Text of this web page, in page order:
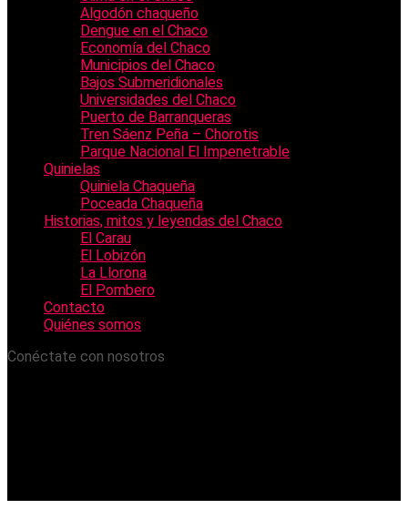
Algodón chaqueño
Dengue en el Chaco
Economía del Chaco
Municipios del Chaco
Bajos Submeridionales
Universidades del Chaco
Puerto de Barranqueras
Tren Sáenz Peña – Chorotis
Parque Nacional El Impenetrable
Quinielas
Quiniela Chaqueña
Poceada Chaqueña
Historias, mitos y leyendas del Chaco
El Carau
El Lobizón
La Llorona
El Pombero
Contacto
Quiénes somos
Conéctate con nosotros